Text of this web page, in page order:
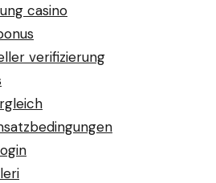
casino
verifizierung